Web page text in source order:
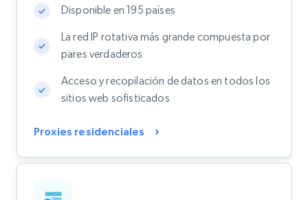
Disponible en 195 países
La red IP rotativa más grande compuesta por
pares verdaderos
Acceso y recopilación de datos en todos los
sitios web sofisticados
Proxies residenciales